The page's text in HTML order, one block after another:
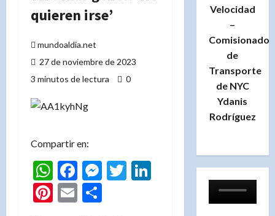
quieren irse’
mundoaldia.net
27 de noviembre de 2023
3 minutos de lectura
0
Compartir en:
WhatsApp
Facebook
Messenger
TwitterLinkedIn
Pinterest
Email
Velocidad
–
Comisionado
de
Transporte
de NYC
Ydanis
Rodríguez